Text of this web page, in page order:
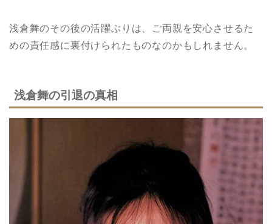
浅倉舞のその後の活躍ぶりは、ご両親を安心させるた
めの責任感に裏付けられたものなのかもしれません。
浅倉舞の引退の真相